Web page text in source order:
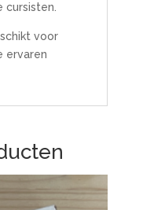
cursisten.
voor
ervaren